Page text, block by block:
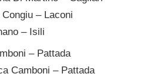
– Laconi
– Isili
– Pattada
Camboni – Pattada